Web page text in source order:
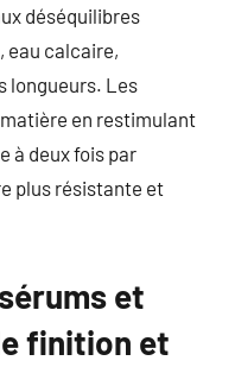
déséquilibres
eau calcaire,
longueurs. Les
en restimulant
à deux fois par
plus résistante et
et
finition et